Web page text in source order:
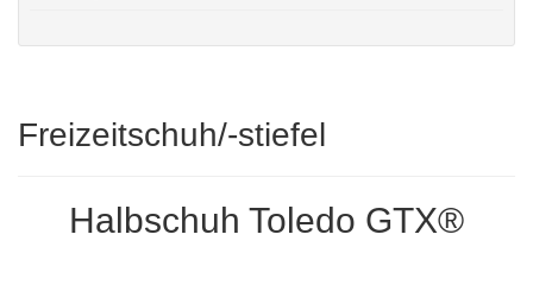
Freizeitschuh/-stiefel
Halbschuh Toledo GTX®